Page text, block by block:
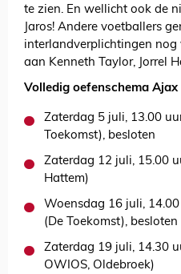
te zien. En wellicht ook de
Jaros! Andere voetballers
interlandverplichtingen nog
aan Kenneth Taylor, Jorrel
Volledig oefenschema Ajax
Zaterdag 5 juli, 13.00
Toekomst), besloten
Zaterdag 12 juli, 15.00
Hattem)
Woensdag 16 juli,
(De Toekomst), besloten
Zaterdag 19 juli, 14.30
OWIOS, Oldebroek)